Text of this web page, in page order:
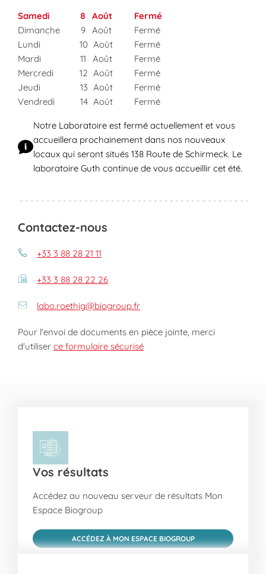
Samedi 8 Août
Fermé
Dimanche
9 Août
Fermé
Lundi
10 Août
Fermé
Mardi
11 Août
Fermé
Mercredi
12 Août
Fermé
Jeudi
13 Août
Fermé
Vendredi
14 Août Fermé
Notre Laboratoire est fermé actuellement et vous
accueillera prochainement dans nos nouveaux
locaux qui seront situés 138 Route de Schirmeck. Le
laboratoire Guth continue de vous accueillir cet été.
Contactez-nous
+33 3 88 28 21 11
+33 3 88 28 22 26
labo.roethig@biogroup.fr
Pour l'envoi de documents en pièce jointe, merci
d'utiliser ce formulaire sécurisé
Vos résultats
Accédez au nouveau serveur de résultats Mon
Espace Biogroup
ACCÉDEZ À MON ESPACE BIOGROUP